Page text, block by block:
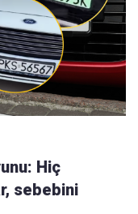
Hiç
sebebini